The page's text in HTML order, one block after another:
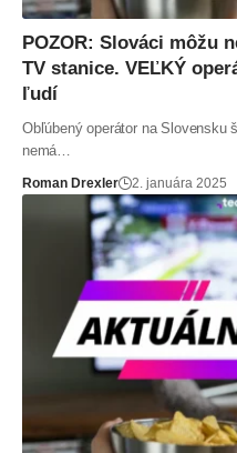
POZOR: Slováci môžu
TV stanice. VEĽKÝ
ľudí
Obľúbený operátor na
nemá…
Roman Drexler 2. januára 2025